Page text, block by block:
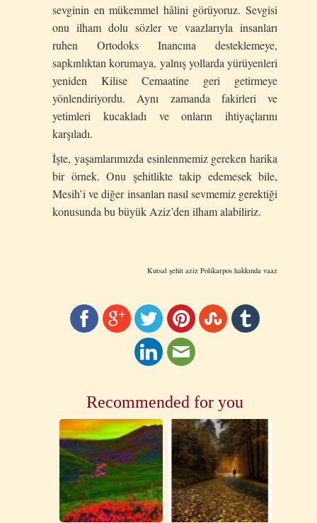
sevginin en mükemmel hâlini görüyoruz. Sevgisi
onu ilham dolu sözler ve vaazlarıyla insanları
ruhen Ortodoks Inancına desteklemeye,
sapkınlıktan korumaya, yalnış yollarda yürüyenleri
yeniden Kilise Cemaatine geri getirmeye
yönlendiriyordu. Aynı zamanda fakirleri ve
yetimleri kucakladı ve onların ihtiyaçlarını
karşıladı.
İşte, yaşamlarımızda esinlenmemiz gereken harika
bir örnek. Onu şehitlikte takip edemesek bile,
Mesih’i ve diğer insanları nasıl sevmemiz gerektiği
konusunda bu büyük Aziz’den ilham alabiliriz.
Kutsal şehit aziz Polikarpos hakkında vaaz
Recommended for you